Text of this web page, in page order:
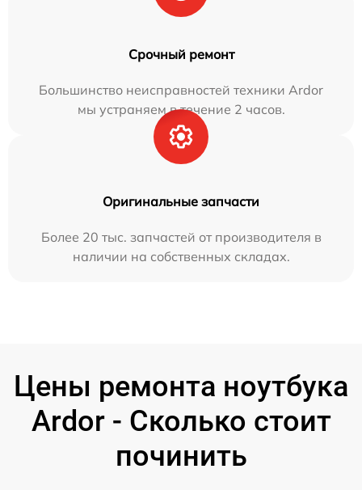
Срочный ремонт
Большинство неисправностей техники Ardor
мы устраняем в течение 2 часов.
Оригинальные запчасти
Более 20 тыс. запчастей от производителя в
наличии на собственных складах.
Цены ремонта ноутбука
Ardor - Сколько стоит
починить